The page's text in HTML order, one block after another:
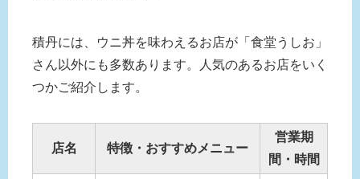
積丹には、ウニ丼を味わえるお店が「食堂うしお」
さん以外にも多数あります。人気のあるお店をいく
つかご紹介します。
店名 特徴・おすすめメニュー
営業期
間・時間